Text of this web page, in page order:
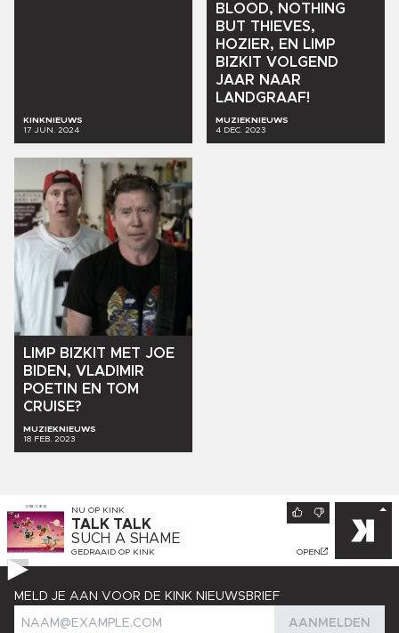
KINKNIEUWS
17 JUN. 2024
BLOOD, NOTHING
BUT THIEVES,
HOZIER, EN
LIMP
BIZKIT VOLGEND
JAAR NAAR
LANDGRAAF!
MUZIEKNIEUWS
4 DEC. 2023
LIMP BIZKIT MET JOE
BIDEN, VLADIMIR
POETIN
EN TOM
CRUISE?
MUZIEKNIEUWS
18 FEB. 2023
NU OP KINK
TALK TALK
SUCH A SHAME
GEDRAAID OP KINK OPEN
MELD JE AAN VOOR DE KINK NIEUWSBRIEF
AANMELDEN